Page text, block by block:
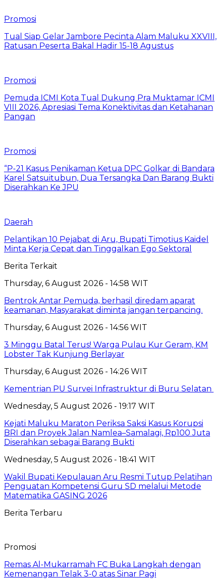
Promosi
Tual Siap Gelar Jambore Pecinta Alam Maluku XXVIII,
Ratusan Peserta Bakal Hadir 15-18 Agustus
Promosi
Pemuda ICMI Kota Tual Dukung Pra Muktamar ICMI
VIII 2026, Apresiasi Tema Konektivitas dan Ketahanan
Pangan
Promosi
“P-21 Kasus Penikaman Ketua DPC Golkar di Bandara
Karel Satsuitubun, Dua Tersangka Dan Barang Bukti
Diserahkan Ke JPU
Daerah
Pelantikan 10 Pejabat di Aru, Bupati Timotius Kaidel
Minta Kerja Cepat dan Tinggalkan Ego Sektoral
Berita Terkait
Thursday, 6 August 2026 - 14:58 WIT
Bentrok Antar Pemuda, berhasil diredam aparat
keamanan, Masyarakat diminta jangan terpancing.
Thursday, 6 August 2026 - 14:56 WIT
3 Minggu Batal Terus! Warga Pulau Kur Geram, KM
Lobster Tak Kunjung Berlayar
Thursday, 6 August 2026 - 14:26 WIT
Kementrian PU Survei Infrastruktur di Buru Selatan
Wednesday, 5 August 2026 - 19:17 WIT
Kejati Maluku Maraton Periksa Saksi Kasus Korupsi
BRI dan Proyek Jalan Namlea–Samalagi, Rp100 Juta
Diserahkan sebagai Barang Bukti
Wednesday, 5 August 2026 - 18:41 WIT
Wakil Bupati Kepulauan Aru Resmi Tutup Pelatihan
Penguatan Kompetensi Guru SD melalui Metode
Matematika GASING 2026
Berita Terbaru
Promosi
Remas Al-Mukarramah FC Buka Langkah dengan
Kemenangan Telak 3-0 atas Sinar Pagi